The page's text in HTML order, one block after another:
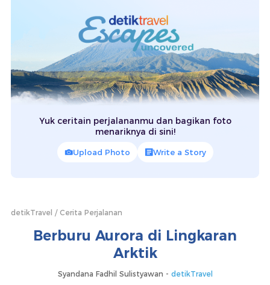
Yuk ceritain perjalananmu dan bagikan foto
menariknya di sini!
Upload Photo Write a Story
detikTravel Cerita Perjalanan
Berburu Aurora di Lingkaran
Arktik
Syandana Fadhil Sulistyawan - detikTravel